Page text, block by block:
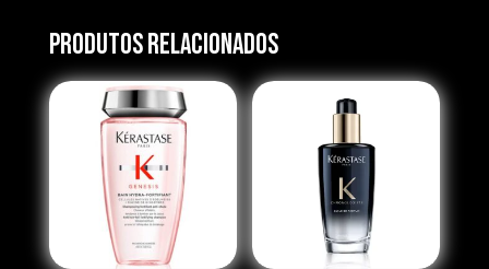
Produtos Relacionados